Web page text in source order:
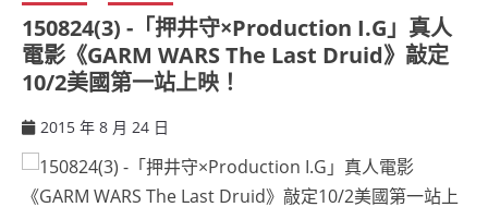
150824(3) -「押井守×Production I.G」真人
電影《GARM WARS The Last Druid》敲定
10/2美國第一站上映！
2015 年 8 月 24 日